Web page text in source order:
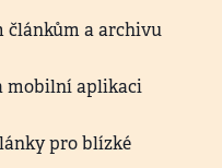
článkům a archivu
mobilní aplikaci
pro blízké